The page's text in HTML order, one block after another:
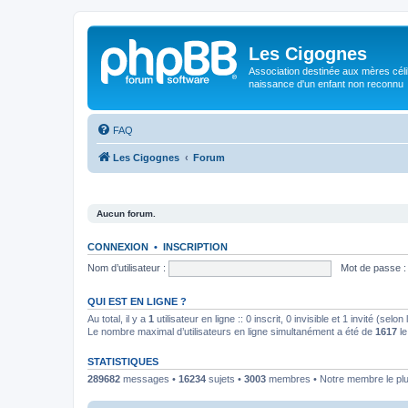
Les Cigognes
Association destinée aux mères
naissance d'un enfant non reconnu
FAQ
Les Cigognes Forum
Aucun forum.
CONNEXION • INSCRIPTION
Nom d’utilisateur :
Mot de passe :
QUI EST EN LIGNE ?
Au total, il y a 1 utilisateur en ligne :: 0 inscrit, 0 invisible et 1 invité
Le nombre maximal d’utilisateurs en ligne simultanément a été de 1617
STATISTIQUES
289682 messages • 16234 sujets • 3003 membres • Notre membre le